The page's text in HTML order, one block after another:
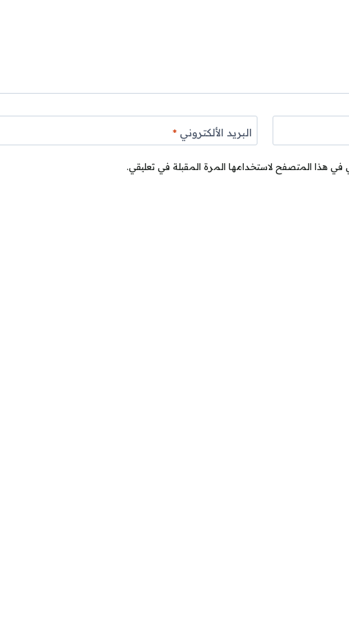
البريد الألكتروني *
في هذا المتصفح لاستخدامها المرة المقبلة في تعليقي.